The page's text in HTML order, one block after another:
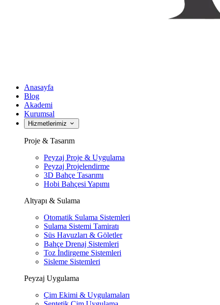
Anasayfa
Blog
Akademi
Kurumsal
Hizmetlerimiz
Proje & Tasarım
Peyzaj Proje & Uygulama
Peyzaj Projelendirme
3D Bahçe Tasarımı
Hobi Bahçesi Yapımı
Altyapı & Sulama
Otomatik Sulama Sistemleri
Sulama Sistemi Tamiratı
Süs Havuzları & Göletler
Bahçe Drenaj Sistemleri
Toz İndirgeme Sistemleri
Sisleme Sistemleri
Peyzaj Uygulama
Çim Ekimi & Uygulamaları